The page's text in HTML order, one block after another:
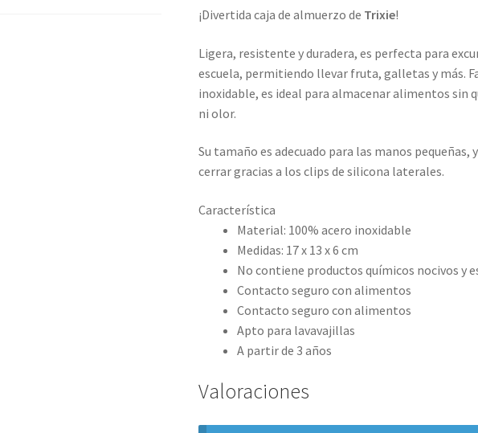
¡Divertida caja de almuerzo de Trixie!
Ligera, resistente y duradera, es perfecta para
escuela, permitiendo llevar fruta, galletas y más.
inoxidable, es ideal para almacenar alimentos sin
ni olor.
Su tamaño es adecuado para las manos pequeñas,
cerrar gracias a los clips de silicona laterales.
Característica
Material: 100% acero inoxidable
Medidas: 17 x 13 x 6 cm
No contiene productos químicos nocivos y
Contacto seguro con alimentos
Contacto seguro con alimentos
Apto para lavavajillas
A partir de 3 años
Valoraciones